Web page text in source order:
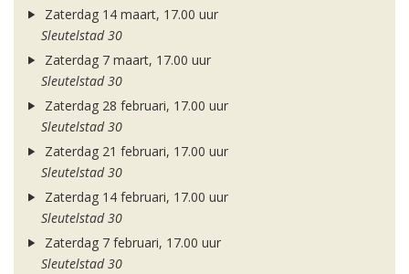
Zaterdag 14 maart, 17.00 uur
Sleutelstad 30
Zaterdag 7 maart, 17.00 uur
Sleutelstad 30
Zaterdag 28 februari, 17.00 uur
Sleutelstad 30
Zaterdag 21 februari, 17.00 uur
Sleutelstad 30
Zaterdag 14 februari, 17.00 uur
Sleutelstad 30
Zaterdag 7 februari, 17.00 uur
Sleutelstad 30